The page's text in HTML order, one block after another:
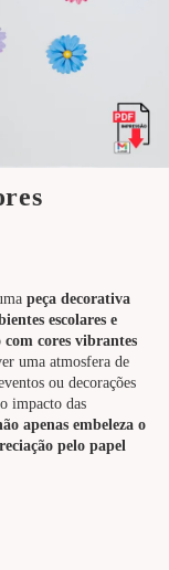
peça decorativa
escolares e
cores vibrantes
uma atmosfera de
ou decorações
impacto das
apenas embeleza o
pelo papel